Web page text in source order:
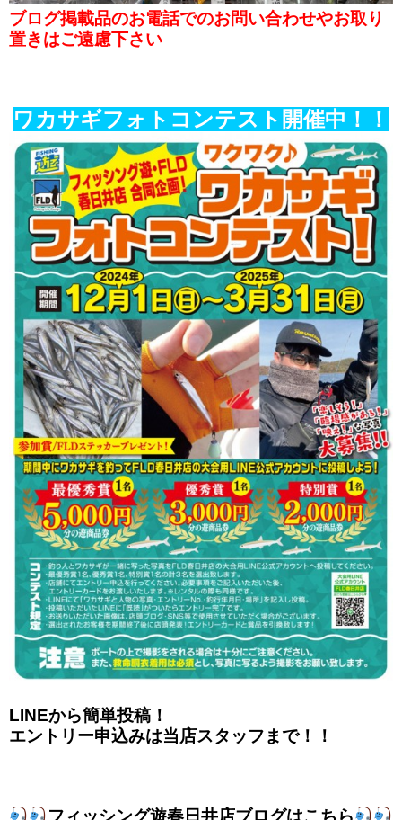
ブログ掲載品のお電話でのお問い合わせやお取り
置きはご遠慮下さい
ワカサギフォトコンテスト開催中！！
LINEから簡単投稿！
エントリー申込みは当店スタッフまで！！
フィッシング遊春日井店ブログはこちら